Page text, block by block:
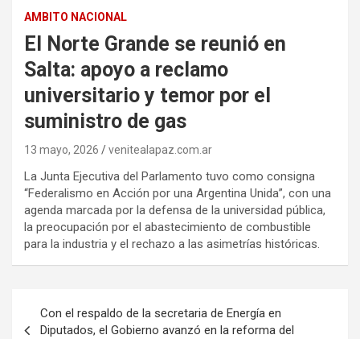
AMBITO NACIONAL
El Norte Grande se reunió en
Salta: apoyo a reclamo
universitario y temor por el
suministro de gas
13 mayo, 2026 venitealapaz.com.ar
La Junta Ejecutiva del Parlamento tuvo como consigna
“Federalismo en Acción por una Argentina Unida”, con una
agenda marcada por la defensa de la universidad pública,
la preocupación por el abastecimiento de combustible
para la industria y el rechazo a las asimetrías históricas.
de
Con el respaldo de la secretaria de Energía en
Diputados, el Gobierno avanzó en la reforma del